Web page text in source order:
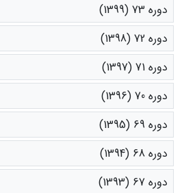
دوره 73 (1399)
دوره 72 (1398)
دوره 71 (1397)
دوره 70 (1396)
دوره 69 (1395)
دوره 68 (1394)
دوره 67 (1393)